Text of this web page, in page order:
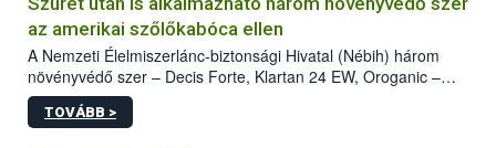
az amerikai szőlőkabóca ellen
A Nemzeti Élelmiszerlánc-biztonsági Hivatal (Nébih) három
növényvédő szer – Decis Forte, Klartan 24 EW, Oroganic –
engedélyokiratát módosította, így azok a szüretet követően,
egészen a vesszőérettség (BBCH 91) stádiumáig
TOVÁBB >